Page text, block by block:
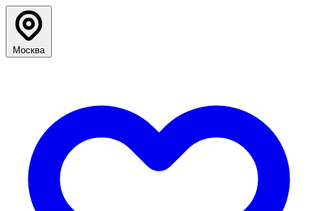
Москва